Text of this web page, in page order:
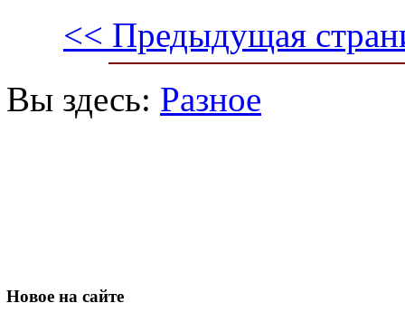
<< Предыдущая
Вы здесь: Разное
Новое на сайте